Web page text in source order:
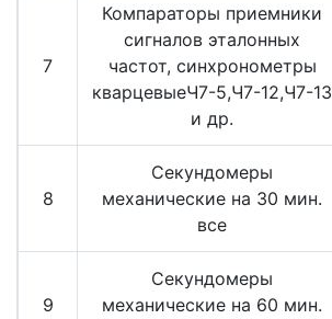
7
Компараторы приемники
сигналов эталонных
частот, синхронометры
кварцевыеЧ7-5,Ч7-12,Ч7-13
и др.
8
Секундомеры
механические на 30 мин.
все
9
Секундомеры
механические на 60 мин.